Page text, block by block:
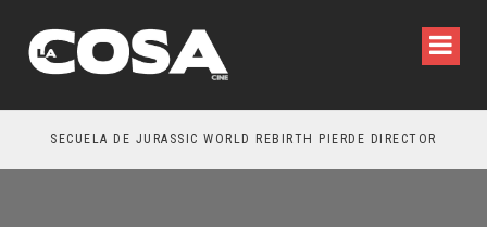
SECUELA DE JURASSIC WORLD REBIRTH PIERDE DIRECTOR